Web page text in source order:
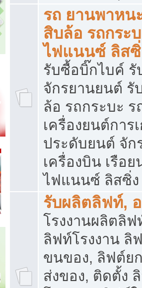
รถ ยานพาหน
สิบล้อ รถกระ
ไฟแนนซ์ ลิส
รับซื้อบิ๊กไบค์
จักรยานยนต์ รั
ล้อ รถกระบะ
เครื่องยนต์การ
ประดับยนต์ จัก
เครื่องบิน เรือ
ไฟแนนซ์ ลิสซิ่ง
รับผลิตลิฟท์,
โรงงานผลิตลิ
ลิฟท์โรงงาน ลิ
ขนของ, ลิฟต์ย
ส่งของ, ติดตั้ง